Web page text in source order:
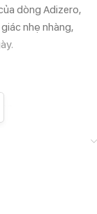
dòng Adizero,
nhẹ nhàng,
khi di chuyển.
hằng ngày.
tinh tế.